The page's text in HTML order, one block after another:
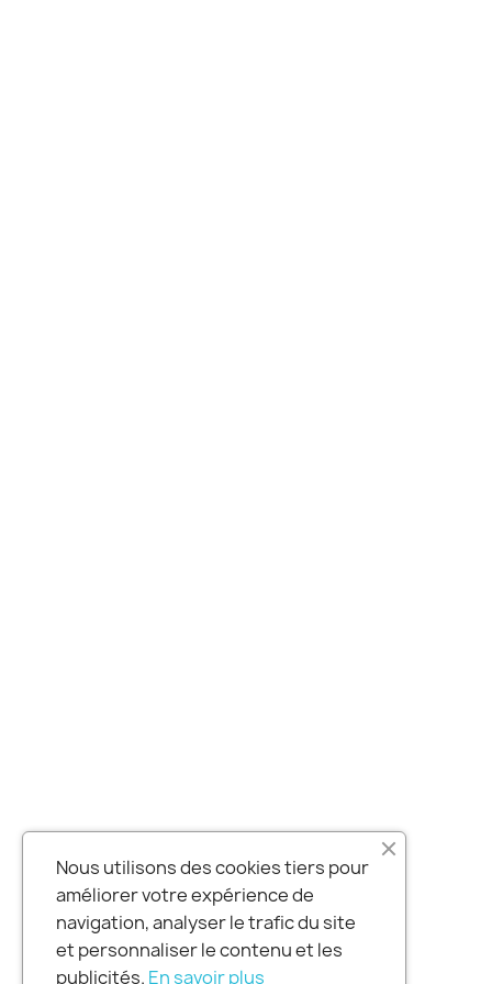
Nous utilisons des cookies tiers pour
améliorer votre expérience de
navigation, analyser le trafic du site
et personnaliser le contenu et les
publicités. En savoir plus